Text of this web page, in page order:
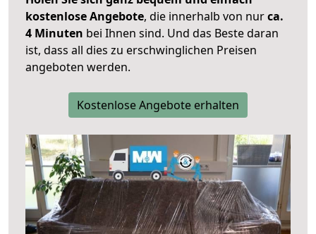
kostenlose Angebote, die innerhalb von nurca.
4 Minuten bei Ihnen sind. Und das Beste daran
ist, dass all dies zu erschwinglichen Preisen
angeboten werden.
Kostenlose Angebote erhalten